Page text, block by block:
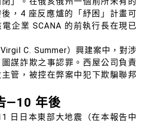
，4 座反應爐的「紓困」計畫可
企業 SCANA 的前執行長在現已
C. Summer）興建案中，對涉
謀詐欺之事認罪。西屋公司負責
管，被控在弊案中犯下欺騙聯邦
—10 年後
日日本東部大地震（在本報告中